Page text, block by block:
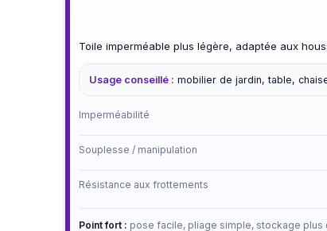
Toile imperméable plus légère, adaptée aux
Usage conseillé : mobilier de jardin, table,
Imperméabilité
Souplesse / manipulation
Résistance aux frottements
Point fort : pose facile, pliage simple, stockage plus